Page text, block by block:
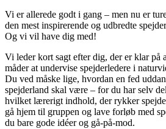
Vi er allerede godt i gang – men nu er
den mest inspirerende og udbredte
Og vi vil have dig med!
Vi leder kort sagt efter dig, der er klar på
måder at undervise spejderledere i
Du ved måske lige, hvordan en fed
spejderland skal være – for du har selv
hvilket lærerigt indhold, der rykker
gå hjem til gruppen og lave forløb med
du bare gode idéer og gå-på-mod.